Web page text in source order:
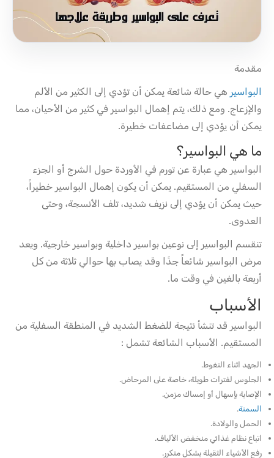
مقدمة
البواسير هي حالة شائعة يمكن أن تؤدي إلى الكثير من الألم
والإزعاج. ومع ذلك، يتم إهمال البواسير في كثير من الأحيان، مما
يمكن أن يؤدي إلى مضاعفات خطيرة.
ما هي البواسير؟
البواسير هي عبارة عن تورم في الأوردة حول الشرج أو الجزء
السفلي من المستقيم. يمكن أن يكون إهمال البواسير خطيراً،
حيث يمكن أن يؤدي إلى نزيف شديد، تلف الأنسجة، وحتى
العدوى.
تنقسم البواسير إلى نوعين بواسير داخلية وبواسير خارجية. ويعد
مرض البواسير شائعاً جدًا وقد يصاب بها حوالي ثلاثة من كل
أربعة بالغين في وقت ما.
الأسباب
البواسير قد تنشأ نتيجة للضغط الشديد في المنطقة السفلية من
المستقيم. الأسباب الشائعة تشمل :
الجهد اثناء التغوط.
الجلوس لفترات طويلة، خاصة على المرحاض.
الإصابة بإسهال أو إمساك مزمن.
السمنة.
الحمل والولادة.
اتباع نظام غذائي منخفض الألياف.
رفع الأشياء الثقيلة بشكل متكرر.